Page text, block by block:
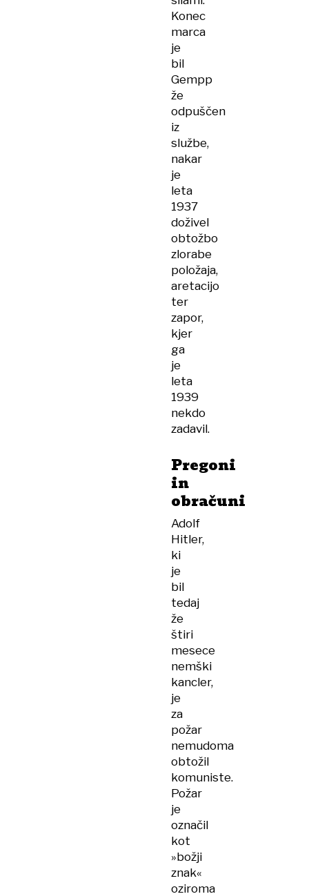
Konec
marca
je
bil
Gempp
že
odpuščen
iz
službe,
nakar
je
leta
1937
doživel
obtožbo
zlorabe
položaja,
aretacijo
ter
zapor,
kjer
ga
je
leta
1939
nekdo
zadavil.
Pregoni
in
obračuni
Adolf
Hitler,
ki
je
bil
tedaj
že
štiri
mesece
nemški
kancler,
je
za
požar
nemudoma
obtožil
komuniste.
Požar
je
označil
kot
»božji
znak«
oziroma